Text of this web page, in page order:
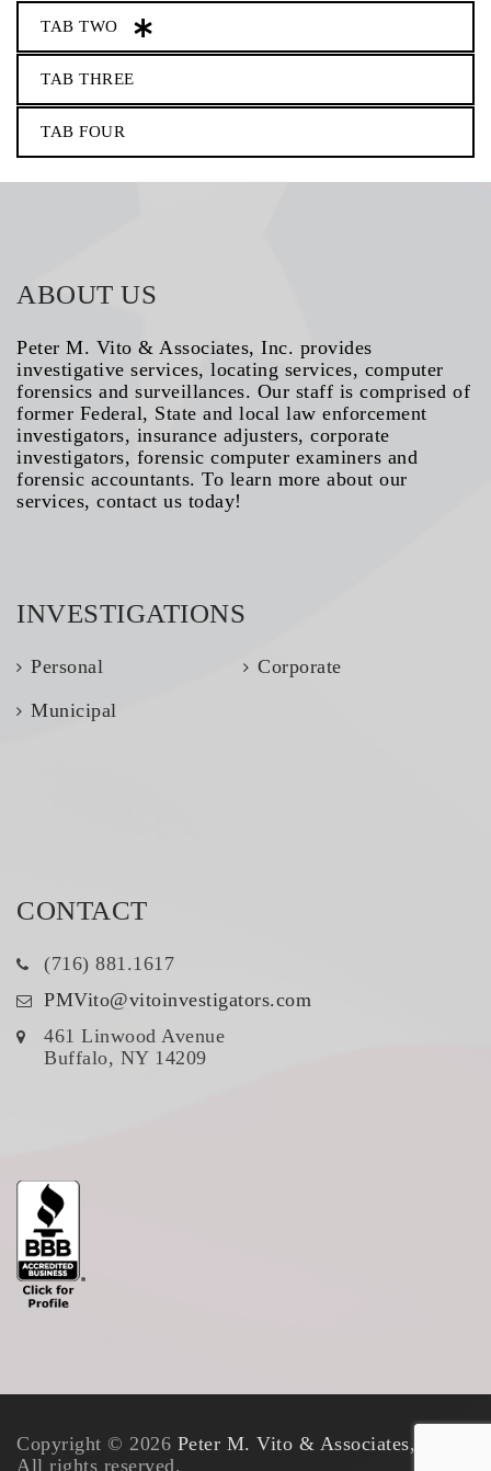
TAB TWO
TAB THREE
TAB FOUR
ABOUT US
Peter M. Vito & Associates, Inc. provides
investigative services, locating services, computer
forensics and surveillances. Our staff is comprised of
former Federal, State and local law enforcement
investigators, insurance adjusters, corporate
investigators, forensic computer examiners and
forensic accountants. To learn more about our
services, contact us today!
INVESTIGATIONS
Personal
Corporate
Municipal
CONTACT
(716) 881.1617
PMVito@vitoinvestigators.com
461 Linwood Avenue
Buffalo, NY 14209
Copyright © 2026 Peter M. Vito & Associates, Inc.
All rights reserved.